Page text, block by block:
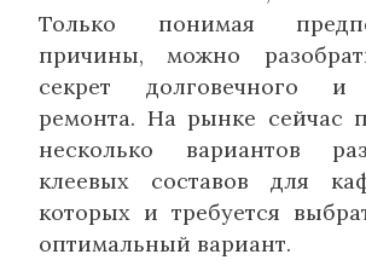
Только понимая
причины, можно
секрет долговечного и
ремонта. На рынке сейчас
несколько вариантов
клеевых составов для
которых и требуется
оптимальный вариант.